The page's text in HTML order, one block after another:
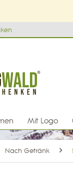
Mit Logo
Nach Getränk